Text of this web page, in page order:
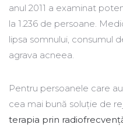
anul 2011 a examinat
la 1.236 de persoane.
lipsa somnului, consumul
agrava acneea.
Pentru persoanele care
cea mai bună soluție de
terapia prin